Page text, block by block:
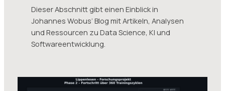
Dieser Abschnitt gibt einen Einblick in
Johannes Wobus‘ Blog mit Artikeln, Analysen
und Ressourcen zu Data Science, KI und
Softwareentwicklung.